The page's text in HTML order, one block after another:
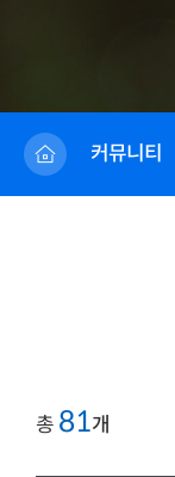
커뮤니티
총 81개